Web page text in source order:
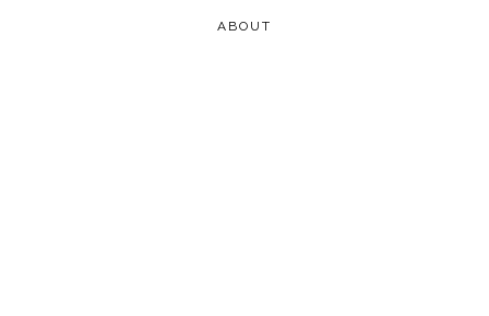
ABOUT